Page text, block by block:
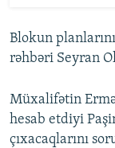
Blokun
rəhbəri Seyran
Müxalifətin
hesab etdiyi
çıxacaqlarını